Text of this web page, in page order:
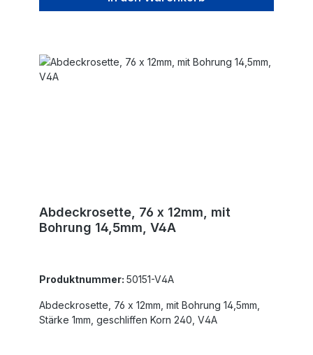
Abdeckrosette, 76 x 12mm, mit
Bohrung 14,5mm, V4A
Produktnummer: 50151-V4A
Abdeckrosette, 76 x 12mm, mit Bohrung 14,5mm,
Stärke 1mm, geschliffen Korn 240, V4A